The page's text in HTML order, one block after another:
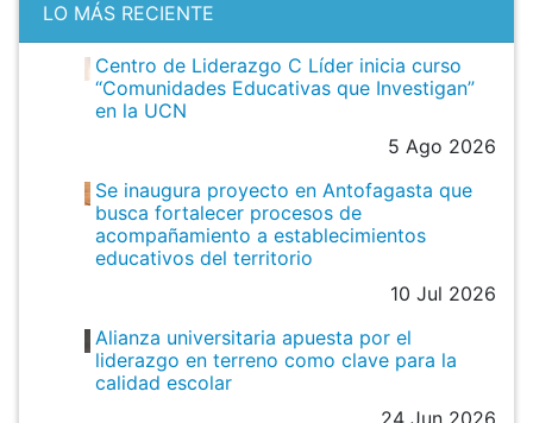
LO MÁS RECIENTE
Centro de Liderazgo C Líder inicia curso
“Comunidades Educativas que Investigan”
en la UCN
5 Ago 2026
Se inaugura proyecto en Antofagasta que
busca fortalecer procesos de
acompañamiento a establecimientos
educativos del territorio
10 Jul 2026
Alianza universitaria apuesta por el
liderazgo en terreno como clave para la
calidad escolar